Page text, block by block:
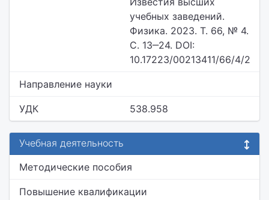
учебных заведений.
Физика. 2023. Т. 66, № 4.
С. 13‒24. DOI:
10.17223/00213411/66/4/2
Направление науки
УДК 538.958
Учебная деятельность
Методические пособия
Повышение квалификации